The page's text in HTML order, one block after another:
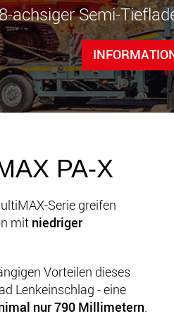
achsiger Semi-
PA-X
Serie greifen
mit niedriger
Vorteilen dieses
Lenkeinschlag - eine
nur 790 Millimetern.